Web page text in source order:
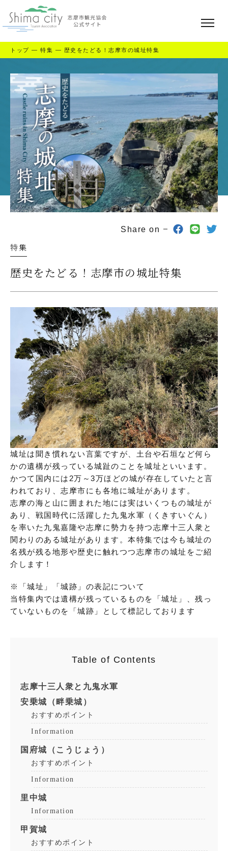
トップ — 特集 — 歴史をたどる！志摩市の城址特集
Share on
特集
歴史をたどる！志摩市の城址特集
城址は聞き慣れない言葉ですが、土台や石垣など何ら
かの遺構が残っている城趾のことを城址といいます。
かつて国内には2万～3万ほどの城が存在していたと言
われており、志摩市にも各地に城址があります。
志摩の海と山に囲まれた地には実はいくつもの城址が
あり、戦国時代に活躍した九鬼水軍（くきすいぐん）
を率いた九鬼嘉隆や志摩に勢力を持つ志摩十三人衆と
関わりのある城址があります。本特集では今も城址の
名残が残る地形や歴史に触れつつ志摩市の城址をご紹
介します！
※「城址」「城跡」の表記について
当特集内では遺構が残っているものを「城址」、残っ
ていないものを「城跡」として標記しております
Table of Contents
志摩十三人衆と九鬼水軍
安乗城（畔乗城）
おすすめポイント
Information
国府城（こうじょう）
おすすめポイント
Information
里中城
Information
甲賀城
おすすめポイント